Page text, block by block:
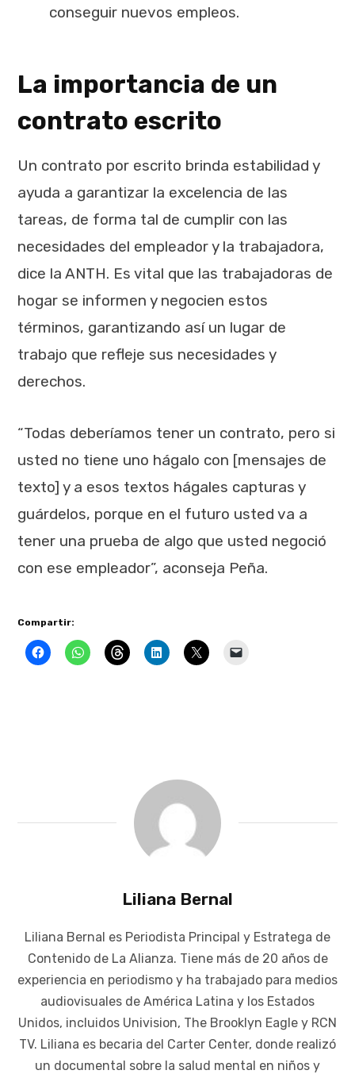
conseguir nuevos empleos.
La importancia de un
contrato escrito
Un contrato por escrito brinda estabilidad y
ayuda a garantizar la excelencia de las
tareas, de forma tal de cumplir con las
necesidades del empleador y la trabajadora,
dice la ANTH. Es vital que las trabajadoras de
hogar se informen y negocien estos
términos, garantizando así un lugar de
trabajo que refleje sus necesidades y
derechos.
“Todas deberíamos tener un contrato, pero si
usted no tiene uno hágalo con [mensajes de
texto] y a esos textos hágales capturas y
guárdelos, porque en el futuro usted va a
tener una prueba de algo que usted negoció
con ese empleador”, aconseja Peña.
Compartir:
Liliana Bernal
Liliana Bernal es Periodista Principal y Estratega de
Contenido de La Alianza. Tiene más de 20 años de
experiencia en periodismo y ha trabajado para medios
audiovisuales de América Latina y los Estados
Unidos, incluidos Univision, The Brooklyn Eagle y RCN
TV. Liliana es becaria del Carter Center, donde realizó
un documental sobre la salud mental en niños y